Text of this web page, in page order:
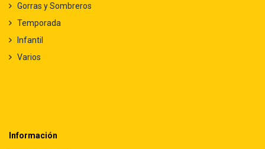
Gorras y Sombreros
Temporada
Infantil
Varios
Información